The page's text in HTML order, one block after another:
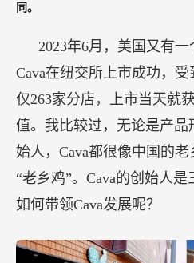
同。
2023年6月，美国又有
Cava在纽交所上市成功，
仅263家分店，上市当天就
值。我比较过，无论是产品
始人，Cava都很像中国的
“老乡鸡”。Cava的创始人是
如何带领Cava发展呢？